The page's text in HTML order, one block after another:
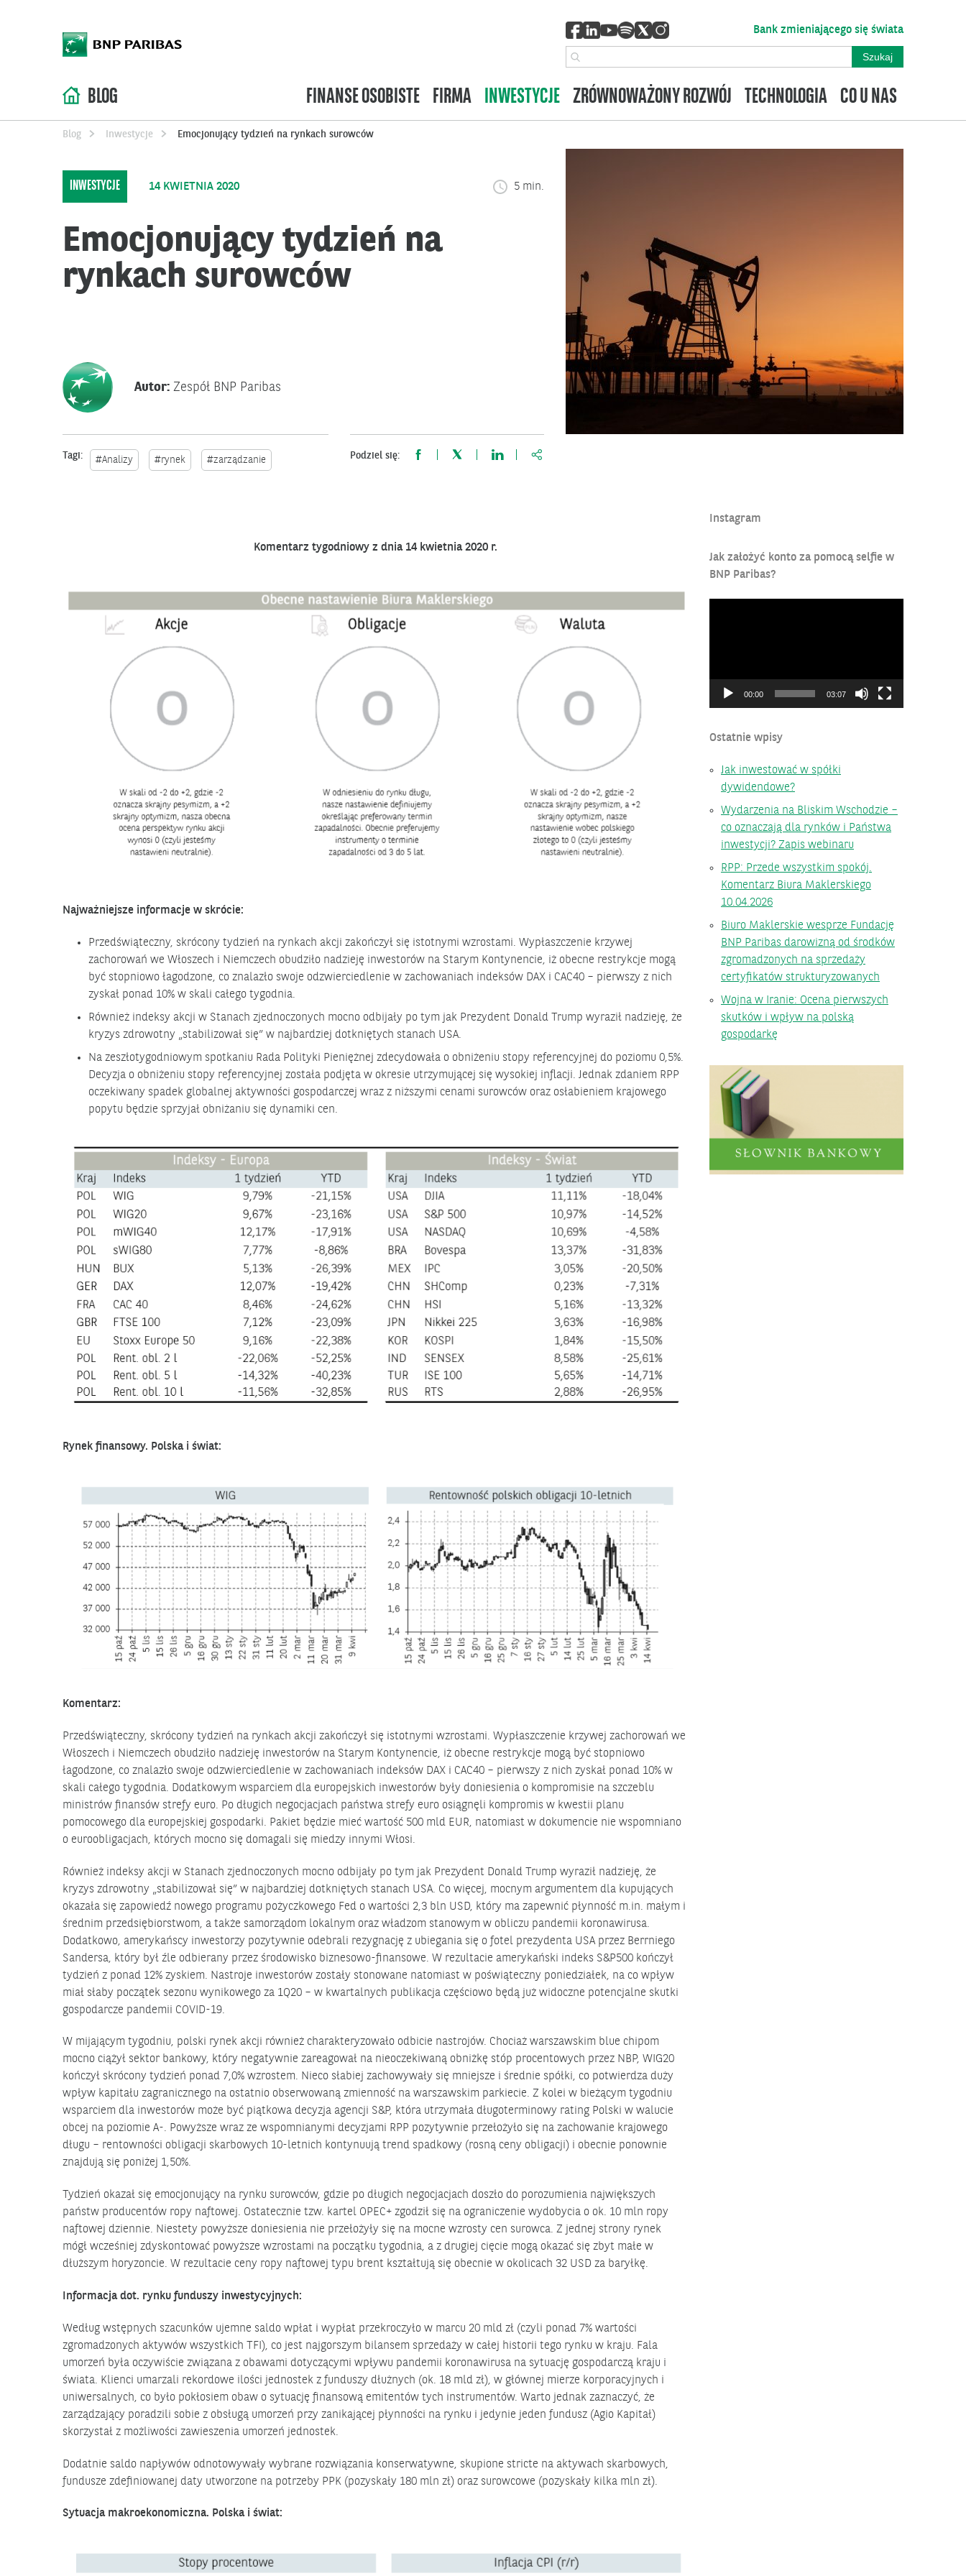
Bank zmieniającego się świata
BLOG FINANSE OSOBISTE FIRMA INWESTYCJE ZRÓWNOWAŻONY ROZWÓJ TECHNOLOGIA CO U NAS
Blog Inwestycje Emocjonujący tydzień na rynkach surowców
INWESTYCJE 14 KWIETNIA 2020 5 min.
Emocjonujący tydzień na
rynkach surowców
Autor: Zespół BNP Paribas
Tagi: #Analizy #rynek #zarządzanie Podziel się: https://www.bnpparibas.pl/blog/emocjonujacy-tydzien-na-rynkach-surowcow
Komentarz tygodniowy z dnia 14 kwietnia 2020 r.
Najważniejsze informacje w skrócie:
Przedświąteczny, skrócony tydzień na rynkach akcji zakończył się istotnymi wzrostami. Wypłaszczenie krzywej
zachorowań we Włoszech i Niemczech obudziło nadzieję inwestorów na Starym Kontynencie, iż obecne restrykcje mogą
być stopniowo łagodzone, co znalazło swoje odzwierciedlenie w zachowaniach indeksów DAX i CAC40 – pierwszy z nich
zyskał ponad 10% w skali całego tygodnia.
Również indeksy akcji w Stanach zjednoczonych mocno odbijały po tym jak Prezydent Donald Trump wyraził nadzieję, że
kryzys zdrowotny „stabilizował się” w najbardziej dotkniętych stanach USA.
Na zeszłotygodniowym spotkaniu Rada Polityki Pieniężnej zdecydowała o obniżeniu stopy referencyjnej do poziomu 0,5%.
Decyzja o obniżeniu stopy referencyjnej została podjęta w okresie utrzymującej się wysokiej inflacji. Jednak zdaniem RPP
oczekiwany spadek globalnej aktywności gospodarczej wraz z niższymi cenami surowców oraz osłabieniem krajowego
popytu będzie sprzyjał obniżaniu się dynamiki cen.
Rynek finansowy. Polska i świat:
Komentarz:
Przedświąteczny, skrócony tydzień na rynkach akcji zakończył się istotnymi wzrostami. Wypłaszczenie krzywej zachorowań we
Włoszech i Niemczech obudziło nadzieję inwestorów na Starym Kontynencie, iż obecne restrykcje mogą być stopniowo
łagodzone, co znalazło swoje odzwierciedlenie w zachowaniach indeksów DAX i CAC40 – pierwszy z nich zyskał ponad 10% w
skali całego tygodnia. Dodatkowym wsparciem dla europejskich inwestorów były doniesienia o kompromisie na szczeblu
ministrów finansów strefy euro. Po długich negocjacjach państwa strefy euro osiągnęli kompromis w kwestii planu
pomocowego dla europejskiej gospodarki. Pakiet będzie mieć wartość 500 mld EUR, natomiast w dokumencie nie wspomniano
o euroobligacjach, których mocno się domagali się miedzy innymi Włosi.
Również indeksy akcji w Stanach zjednoczonych mocno odbijały po tym jak Prezydent Donald Trump wyraził nadzieję, że
kryzys zdrowotny „stabilizował się” w najbardziej dotkniętych stanach USA. Co więcej, mocnym argumentem dla kupujących
okazała się zapowiedź nowego programu pożyczkowego Fed o wartości 2,3 bln USD, który ma zapewnić płynność m.in. małym i
średnim przedsiębiorstwom, a także samorządom lokalnym oraz władzom stanowym w obliczu pandemii koronawirusa.
Dodatkowo, amerykańscy inwestorzy pozytywnie odebrali rezygnację z ubiegania się o fotel prezydenta USA przez Berrniego
Sandersa, który był źle odbierany przez środowisko biznesowo-finansowe. W rezultacie amerykański indeks S&P500 kończył
tydzień z ponad 12% zyskiem. Nastroje inwestorów zostały stonowane natomiast w poświąteczny poniedziałek, na co wpływ
miał słaby początek sezonu wynikowego za 1Q20 – w kwartalnych publikacja częściowo będą już widoczne potencjalne skutki
gospodarcze pandemii COVID-19.
W mijającym tygodniu, polski rynek akcji również charakteryzowało odbicie nastrojów. Chociaż warszawskim blue chipom
mocno ciążył sektor bankowy, który negatywnie zareagował na nieoczekiwaną obniżkę stóp procentowych przez NBP, WIG20
kończył skrócony tydzień ponad 7,0% wzrostem. Nieco słabiej zachowywały się mniejsze i średnie spółki, co potwierdza duży
wpływ kapitału zagranicznego na ostatnio obserwowaną zmienność na warszawskim parkiecie. Z kolei w bieżącym tygodniu
wsparciem dla inwestorów może być piątkowa decyzja agencji S&P, która utrzymała długoterminowy rating Polski w walucie
obcej na poziomie A-. Powyższe wraz ze wspomnianymi decyzjami RPP pozytywnie przełożyło się na zachowanie krajowego
długu – rentowności obligacji skarbowych 10-letnich kontynuują trend spadkowy (rosną ceny obligacji) i obecnie ponownie
znajdują się poniżej 1,50%.
Tydzień okazał się emocjonujący na rynku surowców, gdzie po długich negocjacjach doszło do porozumienia największych
państw producentów ropy naftowej. Ostatecznie tzw. kartel OPEC+ zgodził się na ograniczenie wydobycia o ok. 10 mln ropy
naftowej dziennie. Niestety powyższe doniesienia nie przełożyły się na mocne wzrosty cen surowca. Z jednej strony rynek
mógł wcześniej zdyskontować powyższe wzrostami na początku tygodnia, a z drugiej cięcie mogą okazać się zbyt małe w
dłuższym horyzoncie. W rezultacie ceny ropy naftowej typu brent kształtują się obecnie w okolicach 32 USD za baryłkę.
Informacja dot. rynku funduszy inwestycyjnych:
Według wstępnych szacunków ujemne saldo wpłat i wypłat przekroczyło w marcu 20 mld zł (czyli ponad 7% wartości
zgromadzonych aktywów wszystkich TFI), co jest najgorszym bilansem sprzedaży w całej historii tego rynku w kraju. Fala
umorzeń była oczywiście związana z obawami dotyczącymi wpływu pandemii koronawirusa na sytuację gospodarczą kraju i
świata. Klienci umarzali rekordowe ilości jednostek z funduszy dłużnych (ok. 18 mld zł), w głównej mierze korporacyjnych i
uniwersalnych, co było pokłosiem obaw o sytuację finansową emitentów tych instrumentów. Warto jednak zaznaczyć, że
zarządzający poradzili sobie z obsługą umorzeń przy zanikającej płynności na rynku i jedynie jeden fundusz (Agio Kapitał)
skorzystał z możliwości zawieszenia umorzeń jednostek.
Dodatnie saldo napływów odnotowywały wybrane rozwiązania konserwatywne, skupione stricte na aktywach skarbowych,
fundusze zdefiniowanej daty utworzone na potrzeby PPK (pozyskały 180 mln zł) oraz surowcowe (pozyskały kilka mln zł).
Sytuacja makroekonomiczna. Polska i świat:
Instagram
Jak założyć konto za pomocą selfie w
BNP Paribas?
00:00 03:07
Ostatnie wpisy
Jak inwestować w spółki
dywidendowe?
Wydarzenia na Bliskim Wschodzie –
co oznaczają dla rynków i Państwa
inwestycji? Zapis webinaru
RPP: Przede wszystkim spokój.
Komentarz Biura Maklerskiego
10.04.2026
Biuro Maklerskie wesprze Fundację
BNP Paribas darowizną od środków
zgromadzonych na sprzedaży
certyfikatów strukturyzowanych
Wojna w Iranie: Ocena pierwszych
skutków i wpływ na polską
gospodarkę